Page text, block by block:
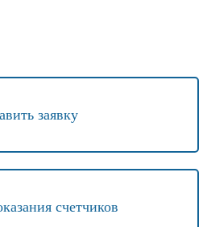
заявку
счетчиков